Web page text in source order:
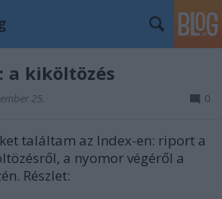
a kiköltözés
25. 0
találtam az Index-en: riport a
a nyomor végéről a
Részlet: